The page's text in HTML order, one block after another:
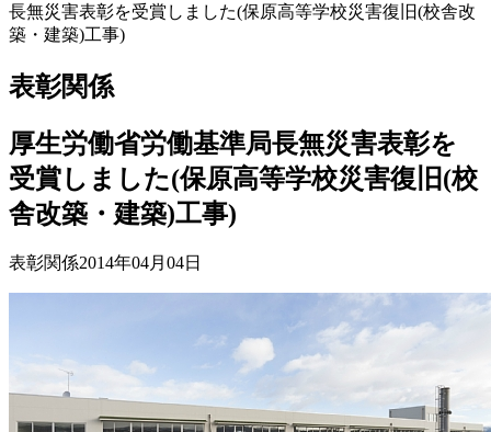
長無災害表彰を受賞しました(保原高等学校災害復旧(校舎改
築・建築)工事)
表彰関係
厚生労働省労働基準局長無災害表彰を
受賞しました(保原高等学校災害復旧(校
舎改築・建築)工事)
表彰関係2014年04月04日